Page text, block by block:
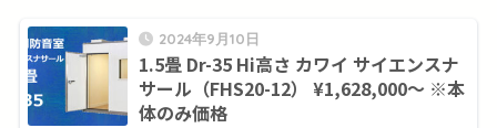
2024年9月10日
1.5畳 Dr-35 Hi高さ カワイ サイエンスナ
サール（FHS20-12） ¥1,628,000～ ※本
体のみ価格